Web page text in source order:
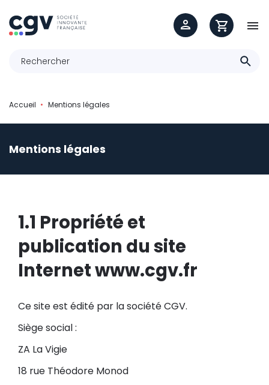

Accueil Mentions légales
Mentions légales
1.1 Propriété et
publication du site
Internet www.cgv.fr
Ce site est édité par la société CGV.
Siège social :
ZA La Vigie
18 rue Théodore Monod